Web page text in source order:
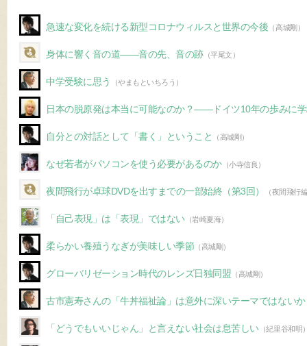
急速な変化を続ける新型コロナウィルスと世界の今後 （高城剛）
身体に響く音の道――音の先、音の跡（平尾文）
中学受験に思う （やまもといちろう）
日本の脱原発は本当に可能なのか？――ドイツ10年の歩みに
自分との対話として「書く」ということ （高城剛）
なぜ若者がパソコンを使う必要があるのか（小寺信良）
夜間飛行が卓球DVDを出すまでの一部始終（第3回） （夜間飛行
「自己表現」は「表現」ではない （岩崎夏海）
柔らかい養殖うなぎが美味しい季節 （高城剛）
グローバリゼーション時代のレンズ日独同盟 （高城剛）
古市憲寿さんの「牛丼福祉論」は意外に深いテーマではないか
「どうでもいいじゃん」と言えない社会は息苦しい （紀里谷和明